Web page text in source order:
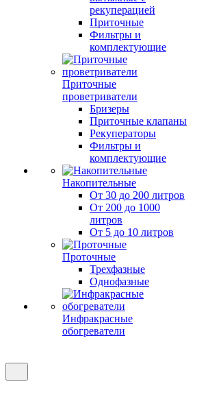
рекуперацией
Приточные
Фильтры и
комплектующие
Приточные
проветриватели
Бризеры
Приточные клапаны
Рекуператоры
Фильтры и
комплектующие
Накопительные
От 30 до 200 литров
От 200 до 1000
литров
От 5 до 10 литров
Проточные
Трехфазные
Однофазные
Инфракрасные
обогреватели